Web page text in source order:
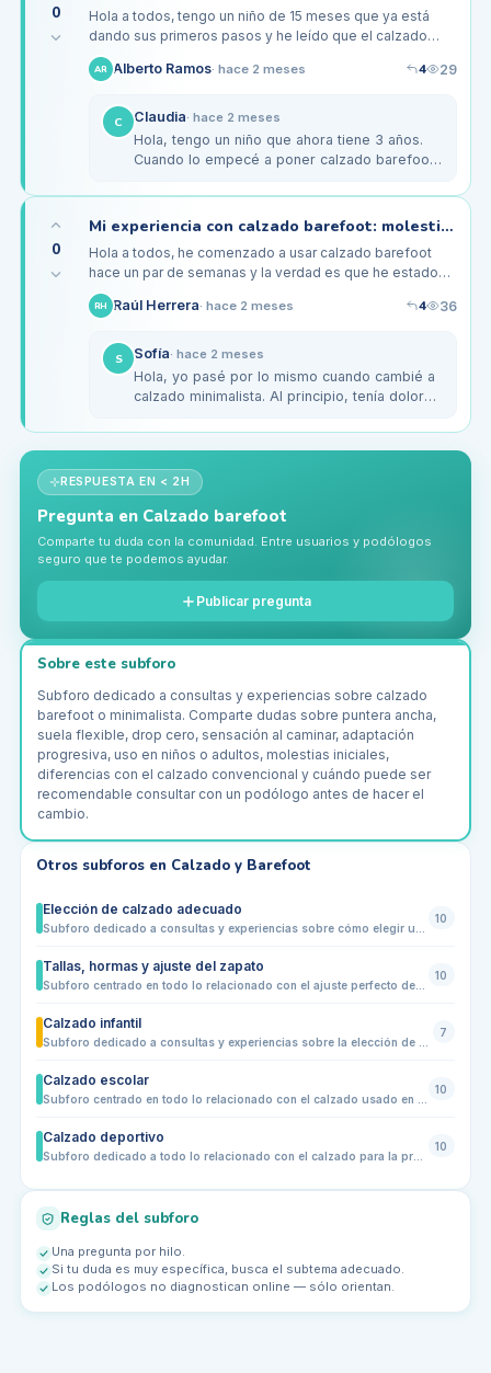
0
Hola a todos, tengo un niño de 15 meses que ya está
dando sus primeros pasos y he leído que el calzado
barefoot es ideal para sus pies en desarrollo. Pero
tengo algunas dudas. ¿Es…
AR Alberto Ramos· hace 2 meses 4 29
C Claudia· hace 2 meses
Hola, tengo un niño que ahora tiene 3 años.
Cuando lo empecé a poner calzado barefoot
La clave es dejar que sus pies…
0
Mi experiencia con calzado barefoot: molestias al adaptarme a las zapatillas
Hola a todos, he comenzado a usar calzado barefoot
hace un par de semanas y la verdad es que he estado
sintiendo algunas molestias en los pies, especialmente
en la planta y los…
RH Raúl Herrera· hace 2 meses 4 36
S Sofía· hace 2 meses
Hola, yo pasé por lo mismo cuando cambié a
calzado minimalista. Al principio, tenía dolor
usar las zapatillas…
RESPUESTA EN < 2H
Pregunta en Calzado barefoot
Comparte tu duda con la comunidad. Entre usuarios y podólogos
seguro que te podemos ayudar.
Publicar pregunta
Sobre este subforo
Subforo dedicado a consultas y experiencias sobre calzado
barefoot o minimalista. Comparte dudas sobre puntera ancha,
suela flexible, drop cero, sensación al caminar, adaptación
progresiva, uso en niños o adultos, molestias iniciales,
diferencias con el calzado convencional y cuándo puede ser
recomendable consultar con un podólogo antes de hacer el
cambio.
Otros subforos en Calzado y Barefoot
Elección de calzado adecuado
10
Tallas, hormas y ajuste del zapato
Subforo centrado en todo lo relacionado con el ajuste perfecto del calzado. Aquí los usuarios pueden consultar sobre cómo elegir la talla correcta, diferentes tipos de horma, ancho y volumen del pie, problemas frecuentes de ajuste como rozaduras o puntos de presión, y cómo un calzado bien ajustado influye en la comodidad, prevención de lesiones y salud del pie en general.
10
Calzado infantil
7
Calzado escolar
10
Calzado deportivo
Subforo dedicado a todo lo relacionado con el calzado para la práctica deportiva: zapatillas de running, trail, gimnasio, fútbol, baloncesto y otros deportes. Se tratarán temas sobre ajuste, comodidad, tipo de suela, absorción de impactos, materiales, prevención de lesiones y elección del calzado adecuado según tipo de pie, disciplina y nivel del deportista. También se pueden compartir experiencias de uso, comparativas entre marcas y recomendaciones generales de mantenimiento y durabilidad.
10
Reglas del subforo
Una pregunta por hilo.
Si tu duda es muy específica, busca el subtema adecuado.
Los podólogos no diagnostican online — sólo orientan.